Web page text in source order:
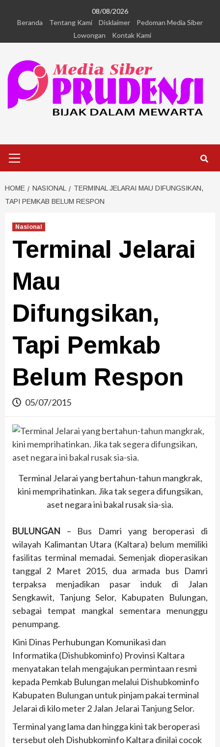
08/08/2026
Beranda
Tentang Kami Disklaimer
Pedoman Media Siber
Lowongan
Kontak Kami
HOME NASIONAL
TERMINAL JELARAI MAU DIFUNGSIKAN,
TAPI PEMKAB BELUM RESPON
Nasional
Terminal Jelarai
Mau
Difungsikan,
Tapi Pemkab
Belum Respon
05/07/2015
Terminal Jelarai yang bertahun-tahun mangkrak,
kini memprihatinkan. Jika tak segera difungsikan,
aset negara ini bakal rusak sia-sia.
BULUNGAN – Bus Damri yang beroperasi di
wilayah Kalimantan Utara (Kaltara) belum memiliki
fasilitas terminal memadai. Semenjak dioperasikan
tanggal 2 Maret 2015, dua armada bus Damri
terpaksa menjadikan pasar induk di Jalan
Sengkawit, Tanjung Selor, Kabupaten Bulungan,
sebagai tempat mangkal sementara menunggu
penumpang.
Kini Dinas Perhubungan Komunikasi dan
Informatika (Dishubkominfo) Provinsi Kaltara
menyatakan telah mengajukan permintaan resmi
kepada Pemkab Bulungan melalui Dishubkominfo
Kabupaten Bulungan untuk pinjam pakai terminal
Jelarai di kilo meter 2 Jalan Jelarai Tanjung Selor.
Terminal yang lama dan hingga kini tak beroperasi
tersebut oleh Dishubkominfo Kaltara dinilai cocok